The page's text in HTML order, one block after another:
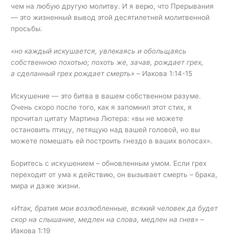
чем на любую другую молитву. И я верю, что Прерывания
— это жизненный вывод этой десятилетней молитвенной
просьбы.
«но каждый искушается, увлекаясь и обольщаясь
собственною похотью; похоть же, зачав, рождает грех,
а сделанный грех рождает смерть» – Иакова 1:14-15
Искушение — это битва в вашем собственном разуме.
Очень скоро после того, как я запомнил этот стих, я
прочитал цитату Мартина Лютера: «вы не можете
остановить птицу, летящую над вашей головой, но вы
можете помешать ей построить гнездо в ваших волосах».
Боритесь с искушением – обновленным умом. Если грех
переходит от ума к действию, он вызывает смерть – брака,
мира и даже жизни.
«Итак, братия мои возлюбленные, всякий человек да будет
скор на слышание, медлен на слова, медлен на гнев» –
Иакова 1:19